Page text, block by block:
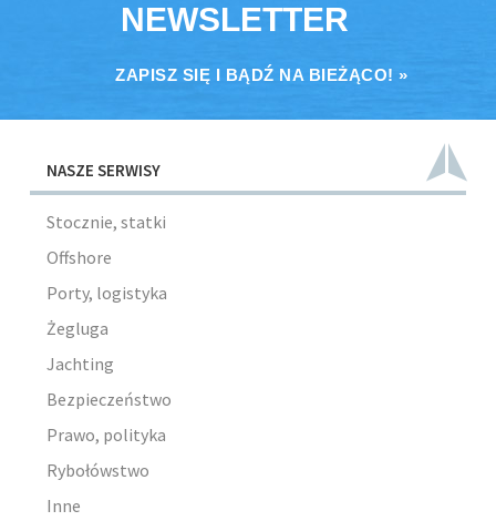
NEWSLETTER
ZAPISZ SIĘ I BĄDŹ NA BIEŻĄCO! »
NASZE SERWISY
Stocznie, statki
Offshore
Porty, logistyka
Żegluga
Jachting
Bezpieczeństwo
Prawo, polityka
Rybołówstwo
Inne